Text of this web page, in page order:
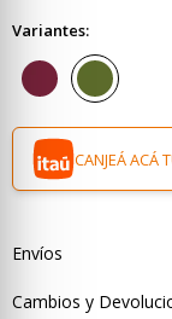
Variantes:
CANJEÁ ACÁ
Envíos
Cambios y